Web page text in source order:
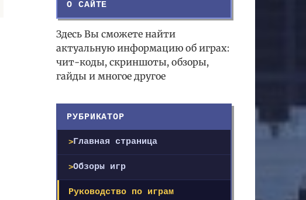
О САЙТЕ
Здесь Вы сможете найти
актуальную информацию об играх:
чит-коды, скриншоты, обзоры,
гайды и многое другое
РУБРИКАТОР
Главная страница
Обзоры игр
Руководство по играм